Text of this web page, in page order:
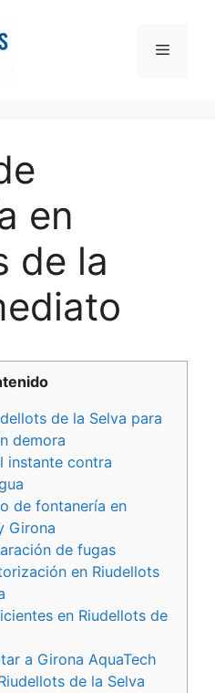
Menú
en
de la
de la Selva para
demora
instante contra
de fontanería en
Girona
de fugas
en Riudellots
en Riudellots de
a Girona AquaTech
de la Selva